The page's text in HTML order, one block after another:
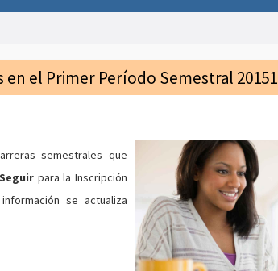
el Primer Período Semestral 20151
semestrales que
para la Inscripción
se actualiza